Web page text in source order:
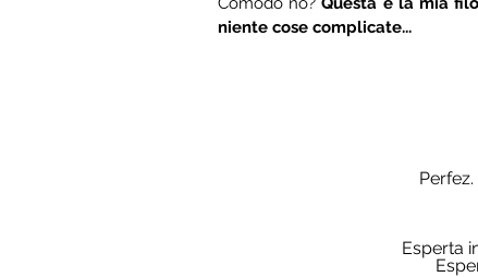
niente cose complicate...
Esperta